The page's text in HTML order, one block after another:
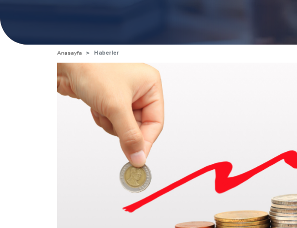
Anasayfa Haberler